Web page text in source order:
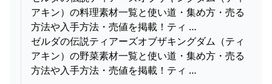
アキン）の料理素材一覧と使い道・集め方・売る
方法や入手方法・売値を掲載！ティ …
ゼルダの伝説ティアーズオブザキングダム（ティ
アキン）の野菜素材一覧と使い道・集め方・売る
方法や入手方法・売値を掲載！ティ …